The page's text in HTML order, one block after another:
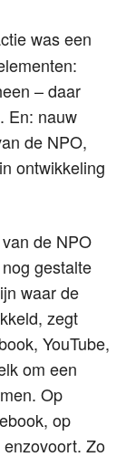
was een
– daar
En: nauw
de NPO,
ontwikkeling
de NPO
gestalte
waar de
zegt
YouTube,
om een
Op
op
enzovoort. Zo